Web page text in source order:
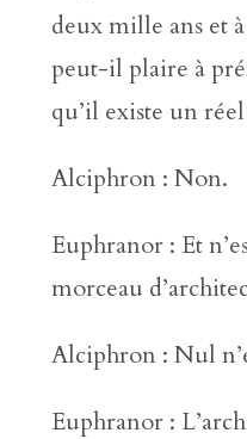
deux mille ans et
peut-il plaire à
qu’il existe un
Alciphron : Non.
Euphranor : Et
morceau
Alciphron : Nul
Euphranor :